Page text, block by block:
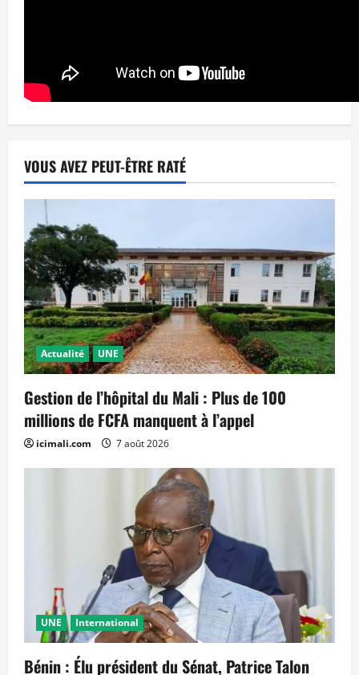
VOUS AVEZ PEUT-ÊTRE RATÉ
Actualité UNE
Gestion de l’hôpital du Mali : Plus de 100
millions de FCFA manquent à l’appel
icimali.com 7 août 2026
UNE International
Bénin : Élu président du Sénat, Patrice Talon